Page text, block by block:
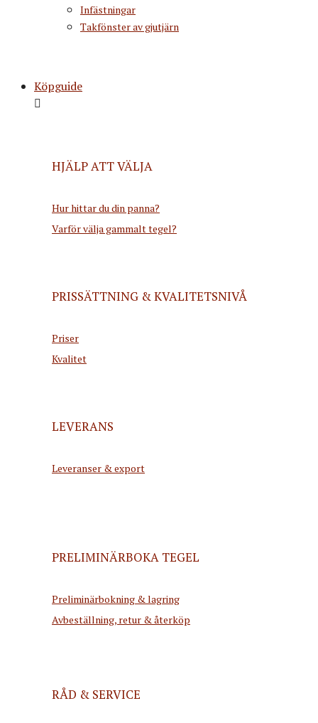
Infästningar
Takfönster av gjutjärn
Köpguide
HJÄLP ATT VÄLJA
Hur hittar du din panna?
Varför välja gammalt tegel?
PRISSÄTTNING & KVALITETSNIVÅ
Priser
Kvalitet
LEVERANS
Leveranser & export
PRELIMINÄRBOKA TEGEL
Preliminärbokning & lagring
Avbeställning, retur & återköp
RÅD & SERVICE